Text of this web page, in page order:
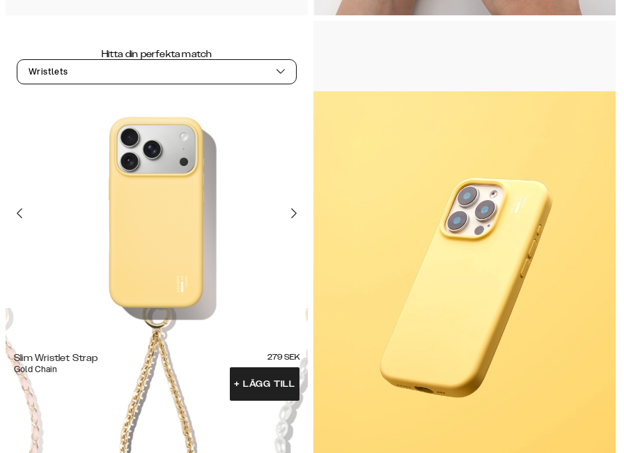
Hitta din perfekta match
Wristlets
Slim Wristlet Strap
Gold Chain
279 SEK
+ LÄGG TILL